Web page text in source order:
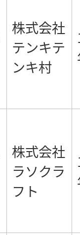
株式会社
テンキテ
ンキ村
株式会社
ラソクラ
フト